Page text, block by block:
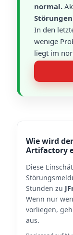
normal.
Störungen
In den
wenige
liegt im
Wie wird
Artifactory
Diese
Stunden zu
Wenn nur
vorliegen,
aus.